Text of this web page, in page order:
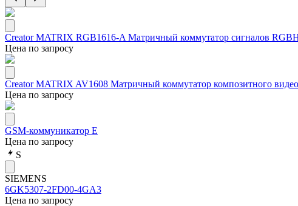
Creator MATRIX RGB1616-A Матричный коммутатор сигналов
Цена по запросу
Creator MATRIX AV1608 Матричный коммутатор композитного
Цена по запросу
GSM-коммуникатор Е
Цена по запросу
S
SIEMENS
6GK5307-2FD00-4GA3
Цена по запросу